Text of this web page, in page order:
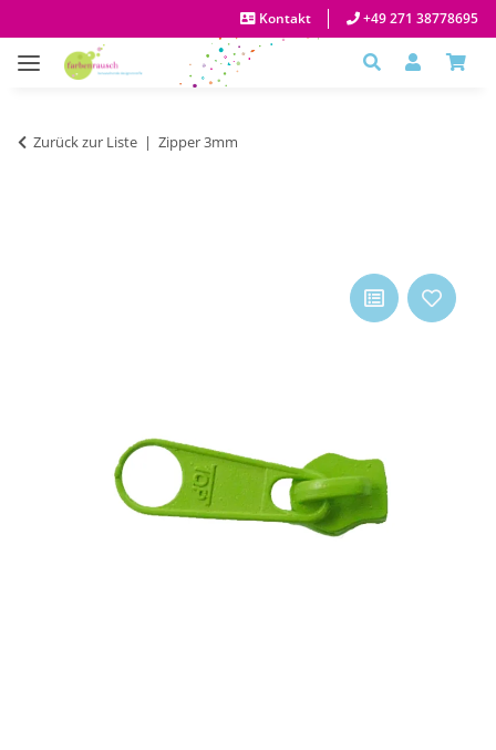
Kontakt +49 271 38778695
Zurück zur Liste Zipper 3mm